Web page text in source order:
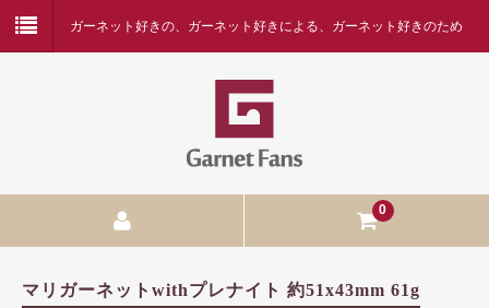
ガーネット好きの、ガーネット好きによる、ガーネット好きのため
の専門店
0
ガーネットの種類
マリガーネットwithプレナイト 約51x43mm 61g